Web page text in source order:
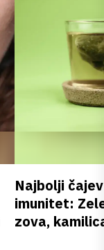
Najbolji
imunitet:
zova,